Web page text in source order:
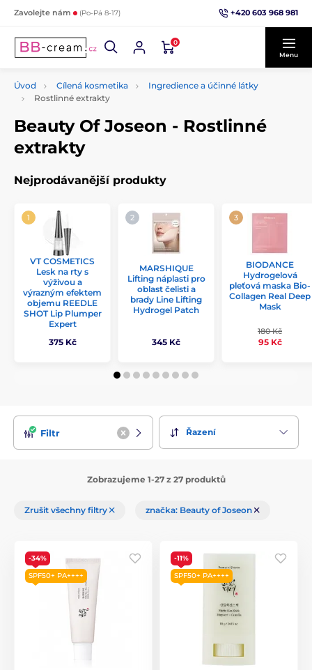
Zavolejte nám (Po-Pá 8-17) +420 603 968 981
0
Menu
Úvod Cílená kosmetika
Ingredience a účinné látky
Rostlinné extrakty
Beauty Of Joseon - Rostlinné
extrakty
Nejprodávanější produkty
VT COSMETICS
Lesk na rty s
výživou a
výrazným efektem
objemu REEDLE
SHOT Lip Plumper
Expert
375 Kč
MARSHIQUE
Lifting náplasti pro
oblast čelisti a
brady Line Lifting
Hydrogel Patch
345 Kč
BIODANCE
Hydrogelová
pleťová maska Bio-
Collagen Real Deep
Mask
180 Kč
95 Kč
Filtr Řazení
Zobrazujeme 1-27 z 27 produktů
Zrušit všechny filtry značka: Beauty of Joseon
-34%
SPF50+ PA++++
-11%
SPF50+ PA++++